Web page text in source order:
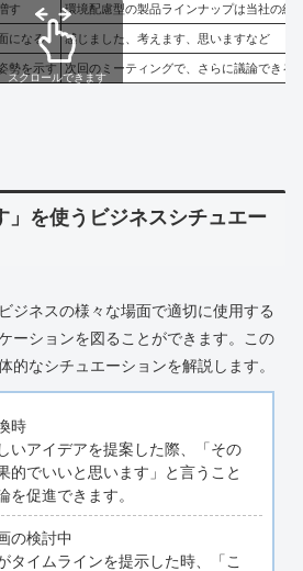
す 環境配慮型の製品ラインナップは当社の経
になる 感じました、考えます、思いますなど
勢を示す 次回のミーティングで、さらに議論できる
スクロールできます
」を使うビジネスシチュエー
ジネスの様々な場面で適切に使用する
ーションを図ることができます。この
的なシチュエーションを解説します。
時
いアイデアを提案した際、「その
的でいいと思います」と言うこと
を促進できます。
の検討中
タイムラインを提示した時、「こ